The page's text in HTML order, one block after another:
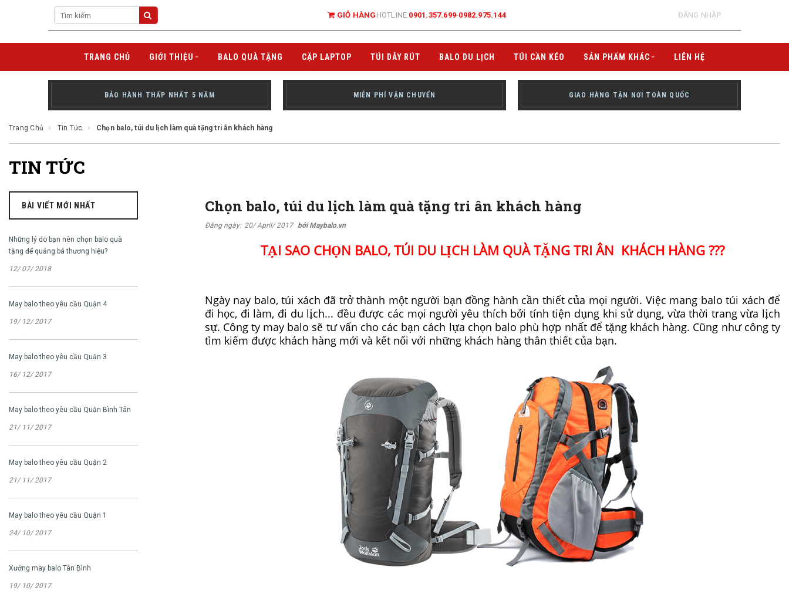
ĐĂNG NHẬP
GIỎ HÀNG HOTLINE:0901.357.699-0982.975.144
TRANG CHỦ GIỚI THIỆU BALO QUÀ TẶNG CẶP LAPTOP TÚI DÂY RÚT BALO DU LỊCH TÚI CẦN KÉO SẢN PHẨM KHÁC LIÊN HỆ
BẢO HÀNH THẤP NHẤT 5 NĂM MIỄN PHÍ VẬN CHUYỂN GIAO HÀNG TẬN NƠI TOÀN QUỐC
Trang Chủ Tin Tức Chọn balo, túi du lịch làm quà tặng tri ân khách hàng
TIN TỨC
BÀI VIẾT MỚI NHẤT
Những lý do bạn nên chọn balo quà
tặng để quảng bá thương hiệu?
12/ 07/ 2018
May balo theo yêu cầu Quận 4
19/ 12/ 2017
May balo theo yêu cầu Quận 3
16/ 12/ 2017
May balo theo yêu cầu Quận Bình Tân
21/ 11/ 2017
May balo theo yêu cầu Quận 2
21/ 11/ 2017
May balo theo yêu cầu Quận 1
24/ 10/ 2017
Xưởng may balo Tân Bình
19/ 10/ 2017
Chọn balo, túi du lịch làm quà tặng tri ân khách hàng
Đăng ngày: 20/ April/ 2017 bởi Maybalo.vn
TẠI SAO CHỌN BALO, TÚI DU LỊCH LÀM QUÀ TẶNG TRI ÂN KHÁCH HÀNG ???
Ngày nay balo, túi xách đã trở thành một người bạn đồng hành cần thiết của mọi người. Việc mang balo túi xách để
đi học, đi làm, đi du lịch... đều được các mọi người yêu thích bởi tính tiện dụng khi sử dụng, vừa thời trang vừa lịch
sự. Công ty may balo sẽ tư vấn cho các bạn cách lựa chọn balo phù hợp nhất để tặng khách hàng. Cũng như công ty
tìm kiếm được khách hàng mới và kết nối với những khách hàng thân thiết của bạn.